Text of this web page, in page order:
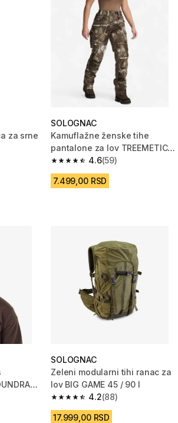
za srne
16 Recenzije
SOLOGNAC
Kamuflažne ženske tihe
pantalone za lov TREEMETIC
500
4.6
4.6 od 5 zvezdica from 59
(59)
7.499,00 RSD
830 Recenzije
SOLOGNAC
Zeleni modularni tihi ranac za
lov BIG GAME 45 / 90 l
4.2
4.2 od 5 zvezdica from 88
(88)
17.999,00 RSD